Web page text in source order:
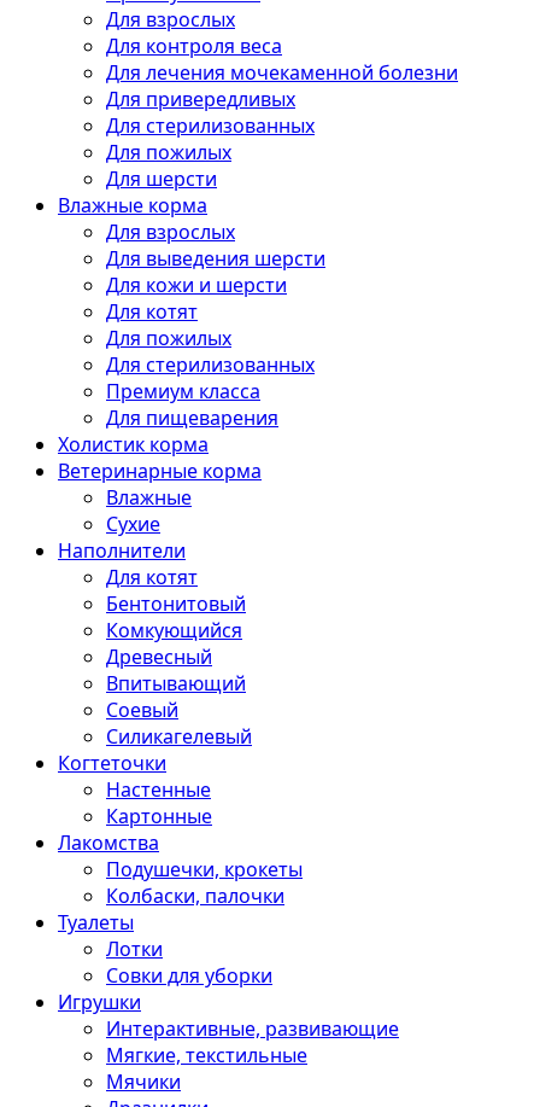
Для взрослых
Для контроля веса
Для лечения мочекаменной болезни
Для привередливых
Для стерилизованных
Для пожилых
Для шерсти
Влажные корма
Для взрослых
Для выведения шерсти
Для кожи и шерсти
Для котят
Для пожилых
Для стерилизованных
Премиум класса
Для пищеварения
Холистик корма
Ветеринарные корма
Влажные
Сухие
Наполнители
Для котят
Бентонитовый
Комкующийся
Древесный
Впитывающий
Соевый
Силикагелевый
Когтеточки
Настенные
Картонные
Лакомства
Подушечки, крокеты
Колбаски, палочки
Туалеты
Лотки
Совки для уборки
Игрушки
Интерактивные, развивающие
Мягкие, текстильные
Мячики